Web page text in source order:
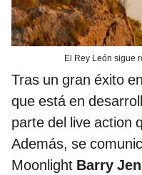
El Rey León sigue
Tras un gran éxito
que está en
parte del live action
Además, se
Moonlight Barry